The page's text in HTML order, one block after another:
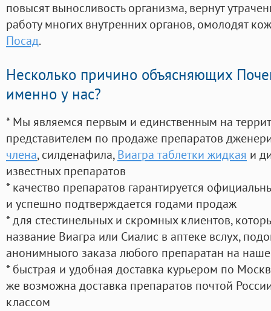
повысят выносливость организма, вернут
работу многих внутренних органов, омолодят
Посад.
Несколько причино объясняющих
именно у нас?
* Мы являемся первым и единственным на
представителем по продаже препаратов
члена, силденафила, Виагра таблетки жидкая и
известных препаратов
* качество препаратов гарантируется
и успешно подтверждается годами продаж
* для стестинельных и скромных клиентов,
название Виагра или Сиалис в аптеке вслух,
анонимныого заказа любого препаратан на
* быстрая и удобная доставка курьером по
же возможна доставка препаратов почтой
классом